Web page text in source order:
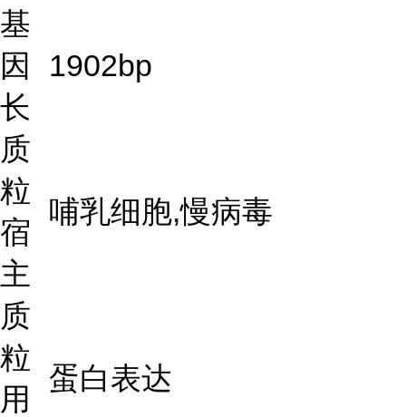
基
因
长
1902bp
质
粒
宿
主
哺乳细胞,慢病毒
质
粒
用
蛋白表达